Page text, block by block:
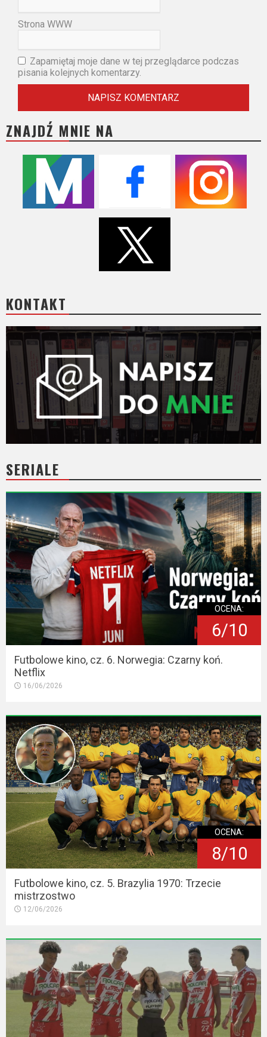
Strona WWW
Zapamiętaj moje dane w tej przeglądarce podczas
pisania kolejnych komentarzy.
ZNAJDŹ MNIE NA
KONTAKT
SERIALE
OCENA:
6/10
Futbolowe kino, cz. 6. Norwegia: Czarny koń.
Netflix
16/06/2026
OCENA:
8/10
Futbolowe kino, cz. 5. Brazylia 1970: Trzecie
mistrzostwo
12/06/2026